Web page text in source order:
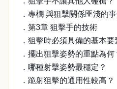
．專欄 與狙擊關係匪淺的
．第3章 狙擊手的技術
．狙擊時必須具備的基本要
．擺出狙擊姿勢的重點為何
．哪種射擊姿勢最穩定？
．跪射狙擊的通用性較高？